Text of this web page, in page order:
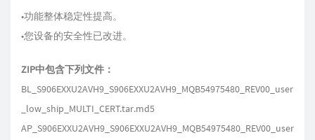
•功能整体稳定性提高。
•您设备的安全性已改进。
ZIP中包含下列文件：
BL_S906EXXU2AVH9_S906EXXU2AVH9_MQB54975480_REV00_user
_low_ship_MULTI_CERT.tar.md5
AP_S906EXXU2AVH9_S906EXXU2AVH9_MQB54975480_REV00_user